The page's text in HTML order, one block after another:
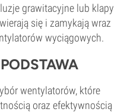
grawitacyjne lub klapy
się i zamykają wraz
wyciągowych.
wentylatorów, które
oraz efektywnością